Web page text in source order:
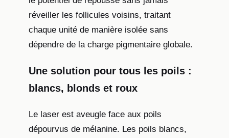
réveiller les follicules voisins, traitant
chaque unité de manière isolée sans
dépendre de la charge pigmentaire globale.
Une solution pour tous les poils :
blancs, blonds et roux
Le laser est aveugle face aux poils
dépourvus de mélanine. Les poils blancs,